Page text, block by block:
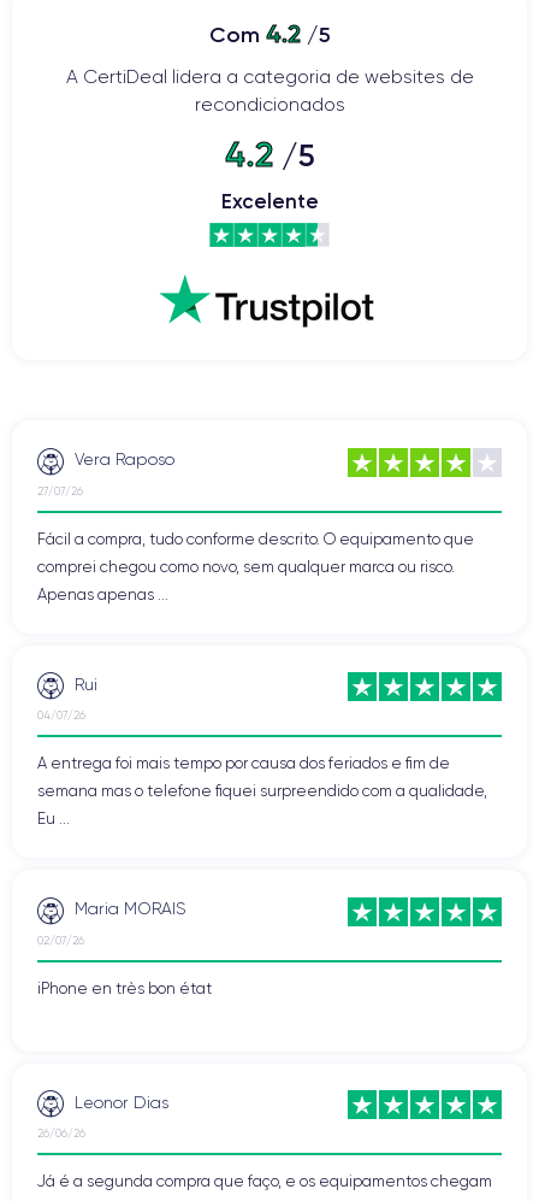
Com 4.2/5
A CertiDeal lidera a categoria de websites de
recondicionados
4.2/5
Excelente
Vera Raposo
27/07/26
Fácil a compra, tudo conforme descrito. O equipamento que
comprei chegou como novo, sem qualquer marca ou risco.
Apenas apenas ...
Rui
04/07/26
A entrega foi mais tempo por causa dos feriados e fim de
semana mas o telefone fiquei surpreendido com a qualidade,
Eu ...
Maria MORAIS
02/07/26
iPhone en très bon état
Leonor Dias
26/06/26
Já é a segunda compra que faço, e os equipamentos chegam